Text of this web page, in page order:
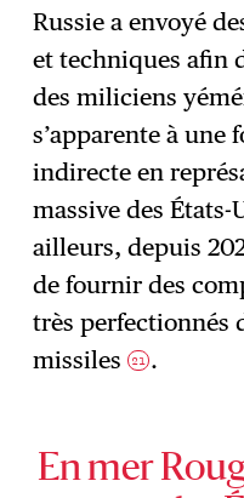
Russie a envoyé
et techniques afin
des miliciens
s’apparente à une
indirecte en
massive des
ailleurs, depuis
de fournir des
très perfectionnés
missiles21 .
En mer